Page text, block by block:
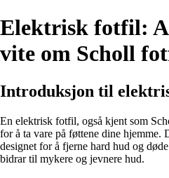
Elektrisk fotfil:
vite om Scholl
Introduksjon til
En elektrisk fotfil, også kjent som
for å ta vare på føttene dine hjemme.
designet for å fjerne hard hud og
bidrar til mykere og jevnere hud.